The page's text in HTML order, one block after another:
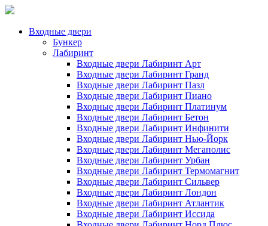
Входные двери
Бункер
Лабиринт
Входные двери Лабиринт Арт
Входные двери Лабиринт Гранд
Входные двери Лабиринт Пазл
Входные двери Лабиринт Пиано
Входные двери Лабиринт Платинум
Входные двери Лабиринт Бетон
Входные двери Лабиринт Инфинити
Входные двери Лабиринт Нью-Йорк
Входные двери Лабиринт Мегаполис
Входные двери Лабиринт Урбан
Входные двери Лабиринт Термомагнит
Входные двери Лабиринт Сильвер
Входные двери Лабиринт Лондон
Входные двери Лабиринт Атлантик
Входные двери Лабиринт Иссида